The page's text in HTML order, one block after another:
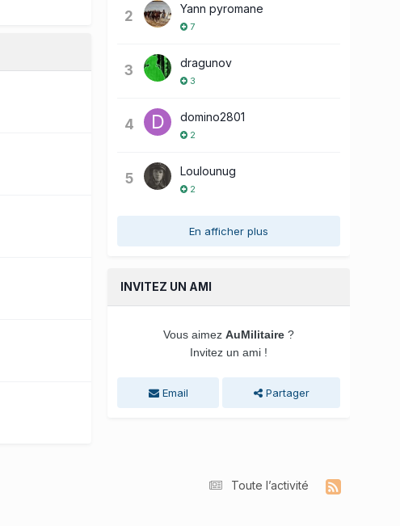
2 Yann pyromane
7
3 dragunov
3
4 domino2801
2
5 Loulounug
2
En afficher plus
INVITEZ UN AMI
Vous aimez AuMilitaire ?
Invitez un ami !
Email Partager
Toute l’activité